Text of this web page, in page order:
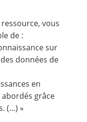
vous
de :
sur
données de
en
grâce
(…) »